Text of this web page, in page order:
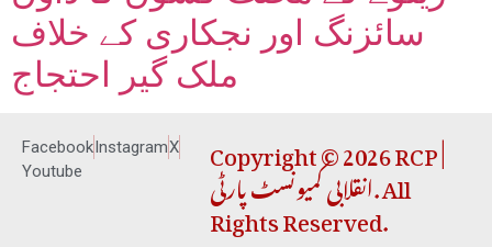
سائزنگ اور نجکاری کے خلاف
ملک گیر احتجاج
FacebookInstagramX
Youtube
Copyright © 2026 RCP |
انقلابی کمیونسٹ پارٹی. All
Rights Reserved.